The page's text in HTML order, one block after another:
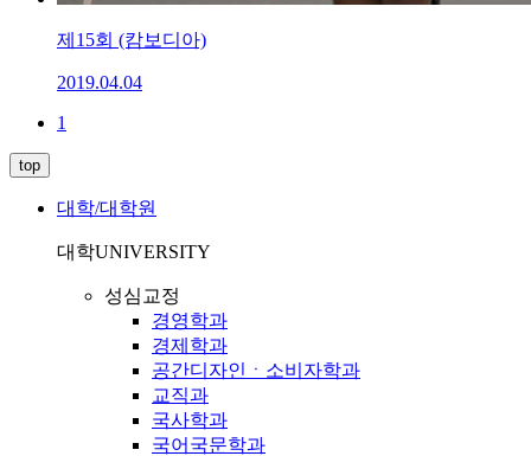
제15회 (캄보디아)
2019.04.04
1
top
대학/대학원
대학UNIVERSITY
성심교정
경영학과
경제학과
공간디자인ㆍ소비자학과
교직과
국사학과
국어국문학과